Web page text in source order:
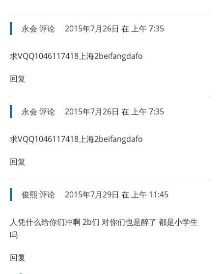
永会 评论 2015年7月26日 在 上午 7:35
求VQQ1046117418上海2beifangdafo
回复
永会 评论 2015年7月26日 在 上午 7:35
求VQQ1046117418上海2beifangdafo
回复
俊熙评论 2015年7月29日 在 上午 11:45
人凭什么给你们冲啊 2b们 对你们也是醉了 都是小学生
吗
回复